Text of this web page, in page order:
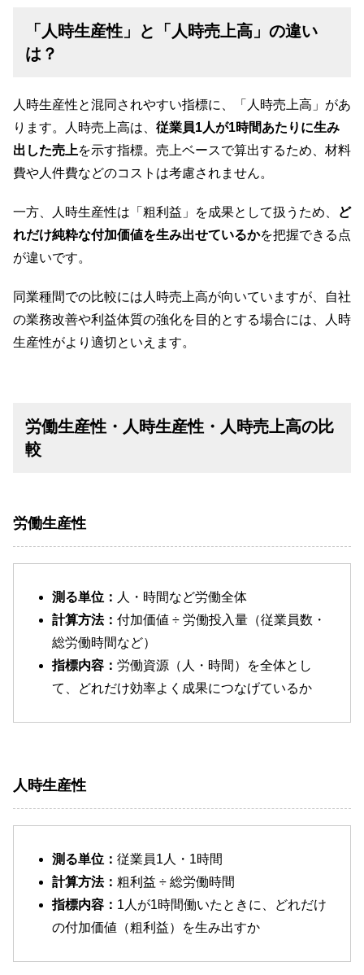
「人時生産性」と「人時売上高」の違い
は？
人時生産性と混同されやすい指標に、「人時売上高」があ
ります。人時売上高は、 従業員1人が1時間あたりに生み
出した売上を示す指標。売上ベースで算出するため、材料
費や人件費などのコストは考慮されません。
一方、人時生産性は「粗利益」を成果として扱うため、
ど
れだけ純粋な付加価値を生み出せているかを把握できる点
が違いです。
同業種間での比較には人時売上高が向いていますが、自社
の業務改善や利益体質の強化を目的とする場合には、人時
生産性がより適切といえます。
労働生産性・人時生産性・人時売上高の比
較
労働生産性
測る単位： 人・時間など労働全体
計算方法： 付加価値 ÷ 労働投入量（従業員数・
総労働時間など）
指標内容： 労働資源（人・時間）を全体とし
て、どれだけ効率よく成果につなげているか
人時生産性
測る単位： 従業員1人・1時間
計算方法： 粗利益 ÷ 総労働時間
指標内容： 1人が1時間働いたときに、どれだけ
の付加価値（粗利益）を生み出すか